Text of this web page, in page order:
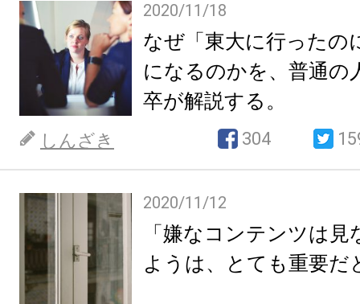
2020/11/18
なぜ「東大に行ったの
になるのかを、普通の
卒が解説する。
しんざき 304
2020/11/12
「嫌なコンテンツは
ようは、とても重要だ